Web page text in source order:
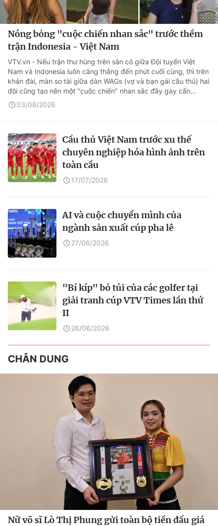
Nóng bỏng "cuộc chiến nhan sắc" trước thềm
trận Indonesia - Việt Nam
VTV.vn - Nếu trận thư hùng trên sân cỏ giữa Đội tuyển Việt
Nam và Indonesia luôn căng thẳng đến phút cuối cùng, thì trên
khán đài, màn so tài giữa dàn WAGs (vợ và bạn gái cầu thủ) hai
đội cũng tạo nên một "cuộc chiến" nhan sắc đầy gay cấn...
03/08/2026
Cầu thủ Việt Nam trước xu thế
chuyên nghiệp hóa hình ảnh trên
toàn cầu
17/07/2026
AI và cuộc chuyển mình của
ngành sản xuất cúp pha lê
27/06/2026
"Bí kíp" bỏ túi của các golfer tại
giải tranh cúp VTV Times lần thứ
II
26/06/2026
CHÂN DUNG
Nữ võ sĩ Lò Thị Phung gửi toàn bộ tiền đấu giá